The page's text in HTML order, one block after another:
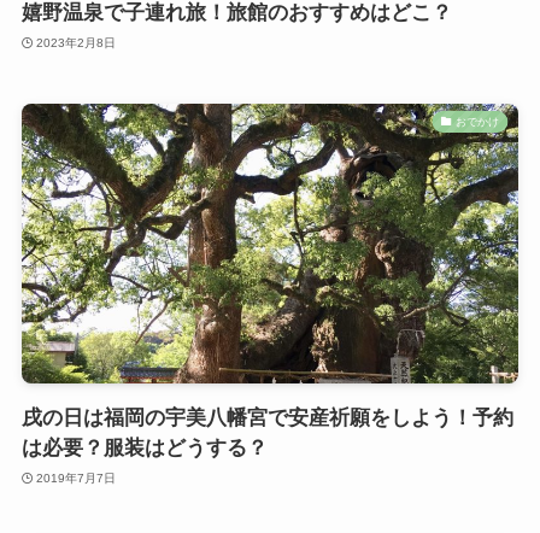
嬉野温泉で子連れ旅！旅館のおすすめはどこ？
2023年2月8日
おでかけ
戌の日は福岡の宇美八幡宮で安産祈願をしよう！予約
は必要？服装はどうする？
2019年7月7日